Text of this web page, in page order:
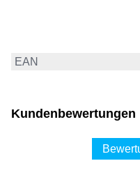
EAN
Kundenbewertungen